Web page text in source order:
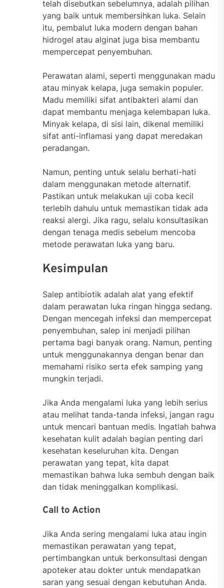
telah disebutkan sebelumnya, adalah pilihan
yang baik untuk membersihkan luka. Selain
itu, pembalut luka modern dengan bahan
hidrogel atau alginat juga bisa membantu
mempercepat penyembuhan.
Perawatan alami, seperti menggunakan madu
atau minyak kelapa, juga semakin populer.
Madu memiliki sifat antibakteri alami dan
dapat membantu menjaga kelembapan luka.
Minyak kelapa, di sisi lain, dikenal memiliki
sifat anti-inflamasi yang dapat meredakan
peradangan.
Namun, penting untuk selalu berhati-hati
dalam menggunakan metode alternatif.
Pastikan untuk melakukan uji coba kecil
terlebih dahulu untuk memastikan tidak ada
reaksi alergi. Jika ragu, selalu konsultasikan
dengan tenaga medis sebelum mencoba
metode perawatan luka yang baru.
Kesimpulan
Salep antibiotik adalah alat yang efektif
dalam perawatan luka ringan hingga sedang.
Dengan mencegah infeksi dan mempercepat
penyembuhan, salep ini menjadi pilihan
pertama bagi banyak orang. Namun, penting
untuk menggunakannya dengan benar dan
memahami risiko serta efek samping yang
mungkin terjadi.
Jika Anda mengalami luka yang lebih serius
atau melihat tanda-tanda infeksi, jangan ragu
untuk mencari bantuan medis. Ingatlah bahwa
kesehatan kulit adalah bagian penting dari
kesehatan keseluruhan kita. Dengan
perawatan yang tepat, kita dapat
memastikan bahwa luka sembuh dengan baik
dan tidak meninggalkan komplikasi.
Call to Action
Jika Anda sering mengalami luka atau ingin
memastikan perawatan yang tepat,
pertimbangkan untuk berkonsultasi dengan
apoteker atau dokter untuk mendapatkan
saran yang sesuai dengan kebutuhan Anda.